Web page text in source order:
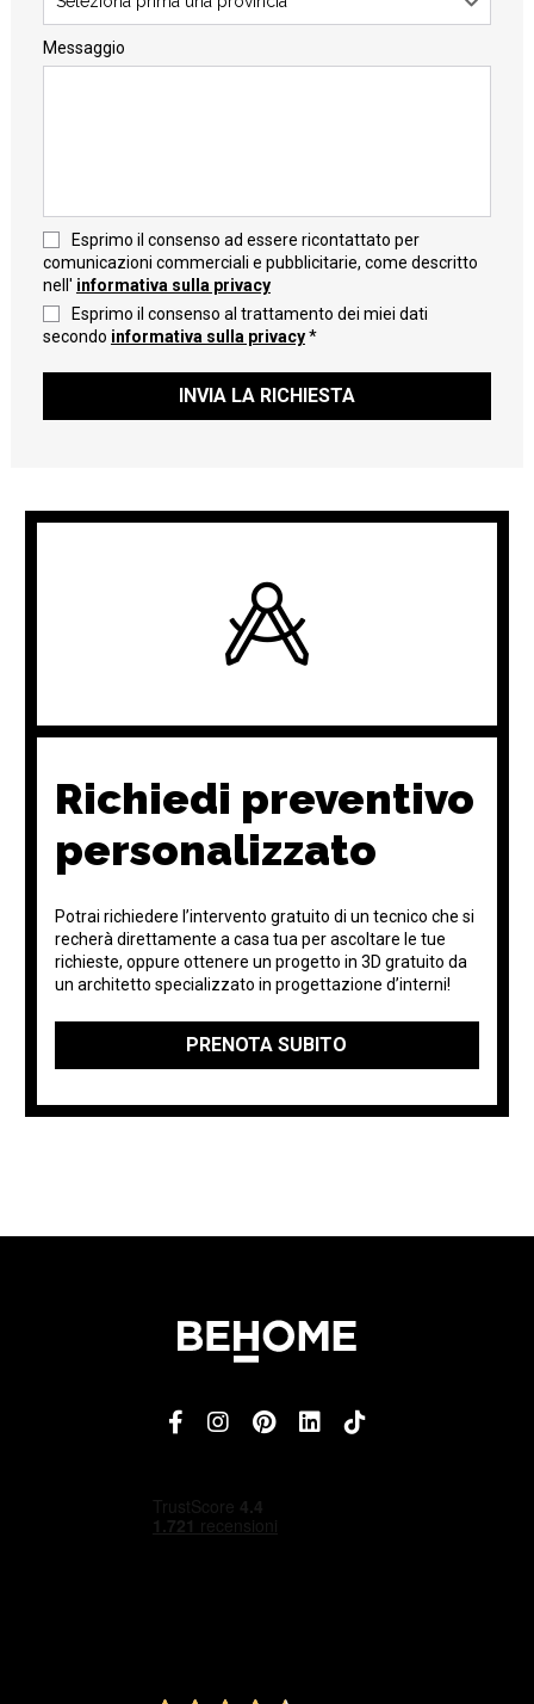
Messaggio
Esprimo il consenso ad essere ricontattato per
comunicazioni commerciali e pubblicitarie, come descritto
nell' informativa sulla privacy
Esprimo il consenso al trattamento dei miei dati
secondo informativa sulla privacy*
INVIA LA RICHIESTA
Richiedi preventivo
personalizzato
Potrai richiedere l’intervento gratuito di un tecnico che si
recherà direttamente a casa tua per ascoltare le tue
richieste, oppure ottenere un progetto in 3D gratuito da
un architetto specializzato in progettazione d’interni!
PRENOTA SUBITO